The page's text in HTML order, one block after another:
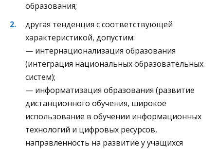
образования;
другая тенденция с соответствующей
характеристикой, допустим:
— интернационализация образования
(интеграция национальных образовательных
систем);
— информатизация образования (развитие
дистанционного обучения, широкое
использование в обучении информационных
технологий и цифровых ресурсов,
направленность на развитие у учащихся